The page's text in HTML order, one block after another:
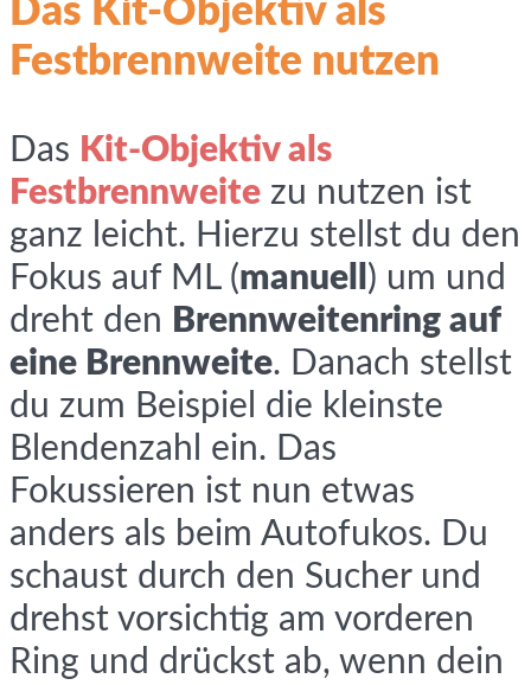
Das Kit-Objektiv als
Festbrennweite nutzen
Das Kit-Objektiv als
Festbrennweite zu nutzen ist
ganz leicht. Hierzu stellst du den
Fokus auf ML (manuell ) um und
dreht den Brennweitenring auf
eine Brennweite. Danach stellst
du zum Beispiel die kleinste
Blendenzahl ein. Das
Fokussieren ist nun etwas
anders als beim Autofukos. Du
schaust durch den Sucher und
drehst vorsichtig am vorderen
Ring und drückst ab, wenn dein